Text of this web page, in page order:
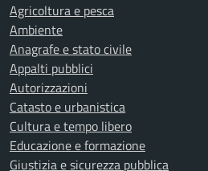
Agricoltura e pesca
Ambiente
Anagrafe e stato civile
Appalti pubblici
Autorizzazioni
Catasto e urbanistica
Cultura e tempo libero
Educazione e formazione
Giustizia e sicurezza pubblica